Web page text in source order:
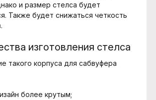
и размер стелса будет
Также будет снижаться четкость
изготовления стелса
такого корпуса для сабвуфера
более крутым;